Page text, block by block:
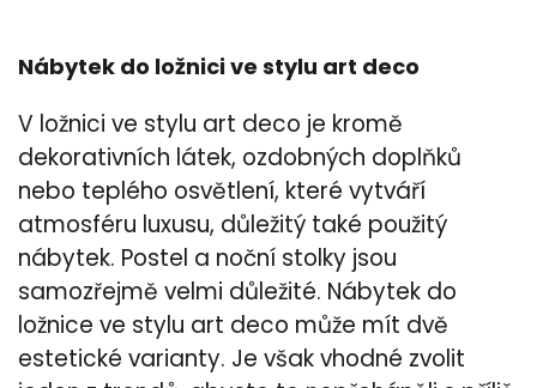
Nábytek do ložnici ve stylu art deco
V ložnici ve stylu art deco je kromě
dekorativních látek, ozdobných doplňků
nebo teplého osvětlení, které vytváří
atmosféru luxusu, důležitý také použitý
nábytek. Postel a noční stolky jsou
samozřejmě velmi důležité. Nábytek do
ložnice ve stylu art deco může mít dvě
estetické varianty. Je však vhodné zvolit